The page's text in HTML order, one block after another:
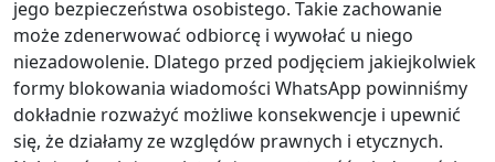
jego bezpieczeństwa osobistego. Takie zachowanie
może zdenerwować odbiorcę i wywołać u niego
niezadowolenie. Dlatego przed podjęciem jakiejkolwiek
formy blokowania wiadomości WhatsApp powinniśmy
dokładnie rozważyć możliwe konsekwencje i upewnić
się, że działamy ze względów prawnych i etycznych.